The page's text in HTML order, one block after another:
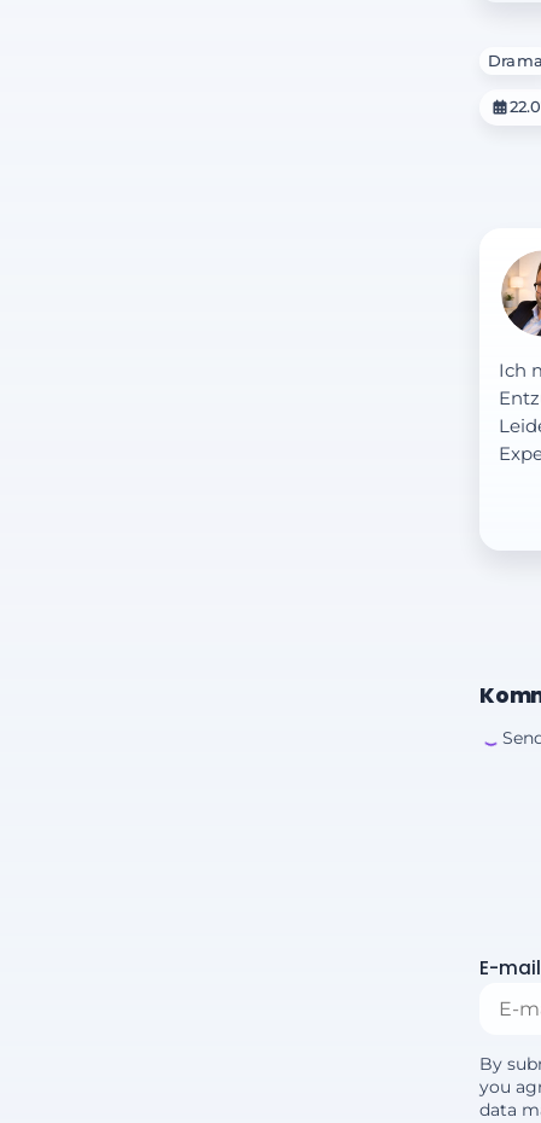
Drama
Ich
E-mail
By
you
data